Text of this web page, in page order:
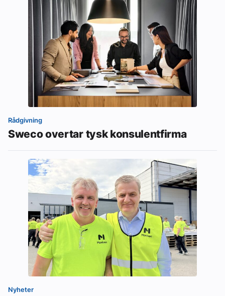
Rådgivning
Sweco overtar tysk konsulentfirma
Nyheter